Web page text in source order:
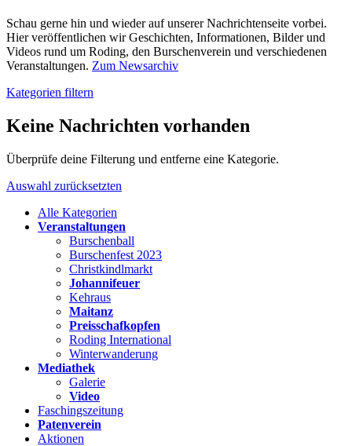
Schau gerne hin und wieder auf unserer Nachrichtenseite vorbei.
Hier veröffentlichen wir Geschichten, Informationen, Bilder und
Videos rund um Roding, den Burschenverein und verschiedenen
Veranstaltungen. Zum Newsarchiv
Kategorien filtern
Keine Nachrichten vorhanden
Überprüfe deine Filterung und entferne eine Kategorie.
Auswahl zurücksetzten
Alle Kategorien
Veranstaltungen
Burschenball
Burschenfest 2023
Christkindlmarkt
Johannifeuer
Kehraus
Maitanz
Preisschafkopfen
Roding International
Winterwanderung
Mediathek
Galerie
Video
Faschingszeitung
Patenverein
Aktionen